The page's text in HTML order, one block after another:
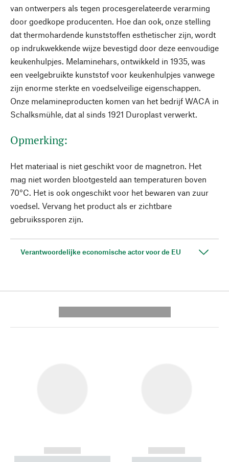
van ontwerpers als tegen procesgerelateerde verarming
door goedkope producenten. Hoe dan ook, onze stelling
dat thermohardende kunststoffen esthetischer zijn, wordt
op indrukwekkende wijze bevestigd door deze eenvoudige
keukenhulpjes. Melaminehars, ontwikkeld in 1935, was
een veelgebruikte kunststof voor keukenhulpjes vanwege
zijn enorme sterkte en voedselveilige eigenschappen.
Onze melamineproducten komen van het bedrijf WACA in
Schalksmühle, dat al sinds 1921 Duroplast verwerkt.
Opmerking:
Het materiaal is niet geschikt voor de magnetron. Het
mag niet worden blootgesteld aan temperaturen boven
70°C. Het is ook ongeschikt voor het bewaren van zuur
voedsel. Vervang het product als er zichtbare
gebruikssporen zijn.
Verantwoordelijke economische actor voor de EU
------------
----------- ----------- --------
------------
----------- -----------